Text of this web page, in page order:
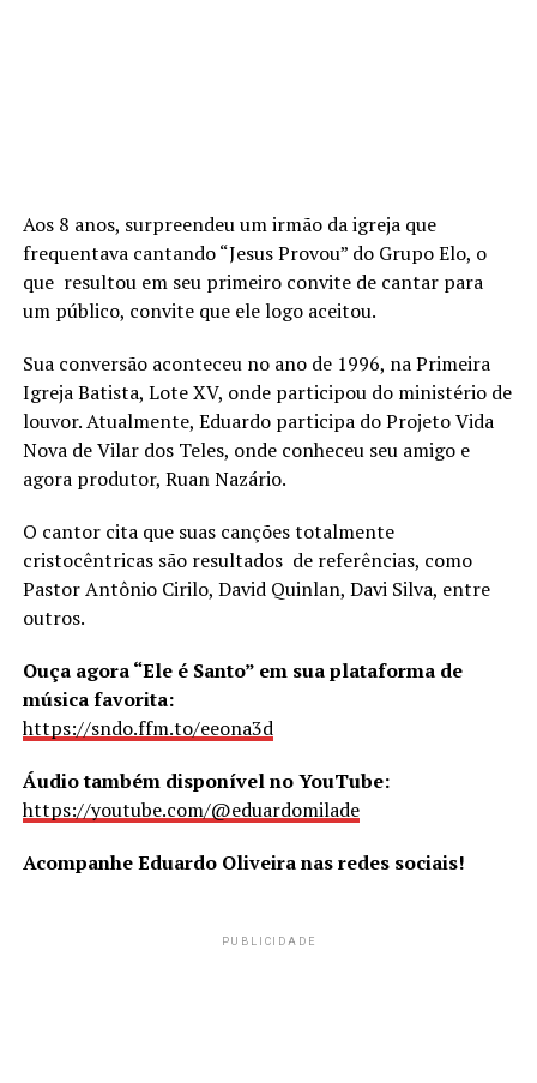
Aos 8 anos, surpreendeu um irmão da igreja que
frequentava cantando “Jesus Provou” do Grupo Elo, o
que resultou em seu primeiro convite de cantar para
um público, convite que ele logo aceitou.
Sua conversão aconteceu no ano de 1996, na Primeira
Igreja Batista, Lote XV, onde participou do ministério de
louvor. Atualmente, Eduardo participa do Projeto Vida
Nova de Vilar dos Teles, onde conheceu seu amigo e
agora produtor, Ruan Nazário.
O cantor cita que suas canções totalmente
cristocêntricas são resultados de referências, como
Pastor Antônio Cirilo, David Quinlan, Davi Silva, entre
outros.
Ouça agora “Ele é Santo” em sua plataforma de
música favorita:
https://sndo.ffm.to/eeona3d
Áudio também disponível no YouTube:
https://youtube.com/@eduardomilade
Acompanhe Eduardo Oliveira nas redes sociais!
PUBLICIDADE